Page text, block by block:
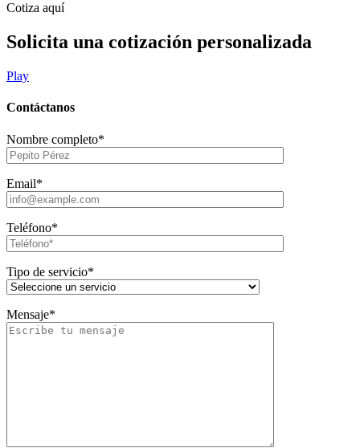
Cotiza aquí
Solicita una cotización personalizada
Play
Contáctanos
Nombre completo*
Email*
Teléfono*
Tipo de servicio*
Mensaje*